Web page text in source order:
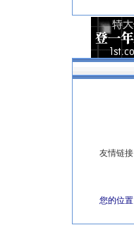
友情链接
您的位置